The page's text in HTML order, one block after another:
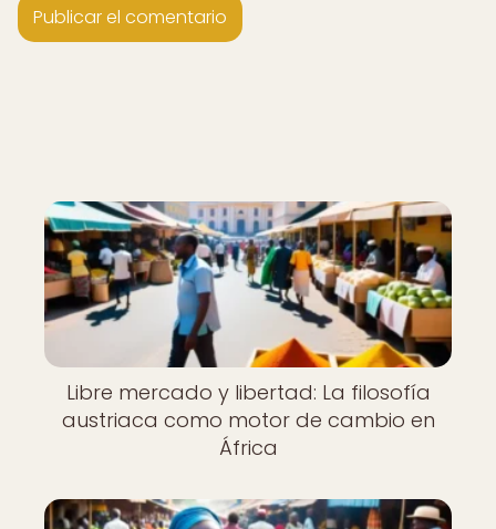
Libre mercado y libertad: La filosofía
austriaca como motor de cambio en
África